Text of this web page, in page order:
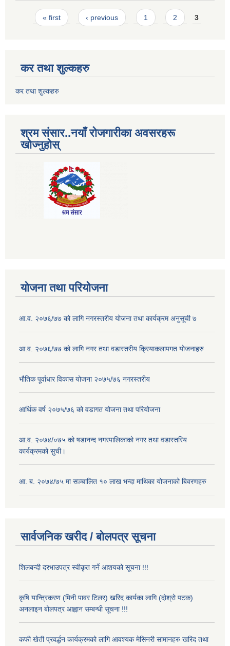
Pages
« first ‹ previous 1 2 3
कर तथा शुल्कहरु
कर तथा शुल्कहरु
श्रम संसार..नयाँ रोजगारीका अवसरहरू
खोज्नुहोस्
योजना तथा परियोजना
आ.व. २०७६/७७ को लागि नगरस्तरीय योजना तथा कार्यक्रम अनुसूची ७
आ.व. २०७६/७७ को लागि नगर तथा वडास्तरीय क्रियाकलापगत योजनाहरु
भौतिक पूर्वाधार विकास योजना २०७५/७६ नगरस्तरीय
आर्थिक वर्ष २०७५/७६ को वडागत योजना तथा परियोजना
आ.व. २०७४/०७५ को षडानन्द नगरपालिकाको नगर तथा वडास्तरिय
कार्यक्रमको सुची।
आ. ब. २०७४/७५ मा सञ्चालित १० लाख भन्दा माथिका योजनाको बिवरणहरु
सार्वजनिक खरीद / बोलपत्र सूचना
शिलबन्दी दरभाउपत्र स्वीकृत गर्ने आशयको सूचना !!!
कृषि यान्त्रिकरण (मिनी पावर टिलर) खरिद कार्यका लागि (दोश्रो पटक)
अनलाइन बोलपत्र आह्वान सम्बन्धी सूचना !!!
कफी खेती प्रवर्द्धन कार्यक्रमको लागि आवश्यक मेसिनरी सामानहरु खरिद तथा